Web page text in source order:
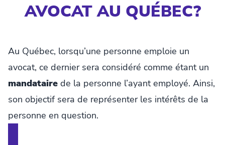
AVOCAT AU QUÉBEC?
Au Québec, lorsqu’une personne emploie un
avocat, ce dernier sera considéré comme étant un
mandataire de la personne l’ayant employé. Ainsi,
son objectif sera de représenter les intérêts de la
personne en question.